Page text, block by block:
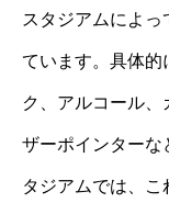
スタジアムによ
ています。具体的
ク、アルコール
ザーポインターな
タジアムでは、こ